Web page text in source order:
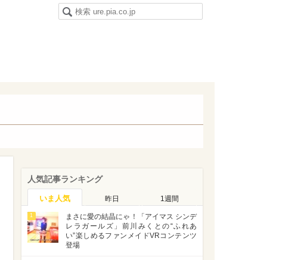
人気記事ランキング
いま人気 昨日 1週間
1
まさに愛の結晶にゃ！「アイマス シンデ
レラガールズ」前川みくとの“ふれあ
い”楽しめるファンメイドVRコンテンツ
登場